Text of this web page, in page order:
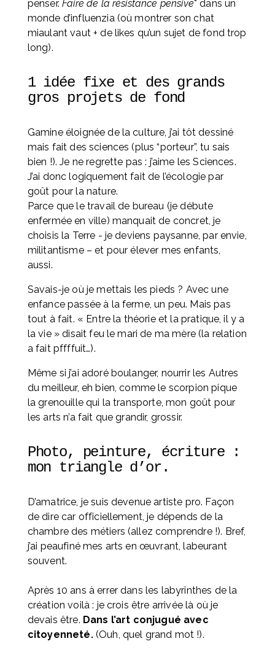
penser. Faire de la résistance pensive* dans un
monde d’influenzia (où montrer son chat
miaulant vaut + de likes qu’un sujet de fond trop
long).
1 idée fixe et des grands
gros projets de fond
Gamine éloignée de la culture, j’ai tôt dessiné
mais fait des sciences (plus “porteur”, tu sais
bien !). Je ne regrette pas : j’aime les Sciences.
J’ai donc logiquement fait de l’écologie par
goût pour la nature.
Parce que le travail de bureau (je débute
enfermée en ville) manquait de concret, je
choisis la Terre - je deviens paysanne, par envie,
militantisme – et pour élever mes enfants,
aussi.
Savais-je où je mettais les pieds ? Avec une
enfance passée à la ferme, un peu. Mais pas
tout à fait. « Entre la théorie et la pratique, il y a
la vie » disait feu le mari de ma mère (la relation
a fait pffffuit…).
Même si j’ai adoré boulanger, nourrir les Autres
du meilleur, eh bien, comme le scorpion pique
la grenouille qui la transporte, mon goût pour
les arts n’a fait que grandir, grossir.
Photo, peinture, écriture :
mon triangle d’or.
D’amatrice, je suis devenue artiste pro. Façon
de dire car officiellement, je dépends de la
chambre des métiers (allez comprendre !). Bref,
j’ai peaufiné mes arts en œuvrant, labeurant
souvent.
Après 10 ans à errer dans les labyrinthes de la
création voilà : je crois être arrivée là où je
devais être. Dans l’art conjugué avec
citoyenneté. (Ouh, quel grand mot !).